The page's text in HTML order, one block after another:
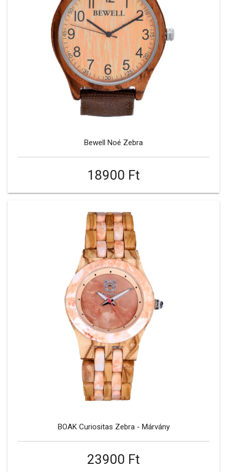
Bewell Noé Zebra
18900 Ft
BOAK Curiositas Zebra - Márvány
23900 Ft